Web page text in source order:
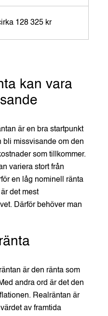
128 325 kr
kan vara
är en bra startpunkt
bli missvisande om den
som tillkommer.
variera stort från
en låg nominell ränta
det mest
Därför behöver man
är den ränta som
andra ord är det den
Realräntan är
av framtida